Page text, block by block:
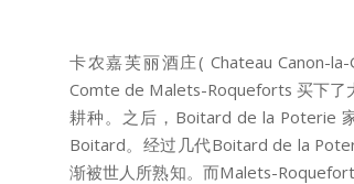
卡农嘉芙丽酒庄( Chateau Canon-
Comte de Malets-Roqueforts 买下了
耕种。之后，Boitard de la Poterie
Boitard。经过几代Boitard de la
渐被世人所熟知。而Malets-